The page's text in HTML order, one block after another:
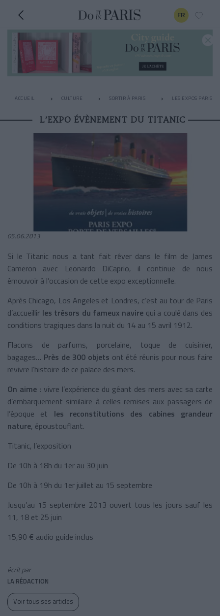
FR
ACCUEIL CULTURE SORTIR À PARIS LES EXPOS
L’EXPO ÉVÈNEMENT DU TITANIC
05.06.2013
Si le Titanic nous a tant fait rêver dans le film de James
Cameron avec Leonardo DiCaprio, il continue de nous
émouvoir à l’occasion de cette expo exceptionnelle.
Après Chicago, Los Angeles et Londres, c’est au tour de Paris
d’accueillir les trésors du fameux navire qui a coulé dans des
conditions tragiques dans la nuit du 14 au 15 avril 1912.
Flacons de parfums, porcelaine, toque de cuisinier,
bagages… Près de 300 objets ont été réunis pour nous faire
revivre l’histoire de ce palace des mers.
On aime : vivre l’expérience du géant des mers avec sa carte
d’embarquement similaire à celles remises aux passagers de
l’époque et les reconstitutions des cabines grandeur
nature, époustouflant.
Titanic, l’exposition
De 10h à 18h du 1er au 30 juin
De 10h à 19h du 1er juillet au 15 septembre
Jusqu’au 15 septembre 2013 ouvert tous les jours sauf les
11, 18 et 25 juin
15,90 € audio guide inclus
écrit par
LA RÉDACTION
Voir tous ses articles